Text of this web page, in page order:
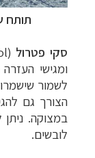
תותח
סקי פטרול (
ומגישי
לשמור
הצורך גם
במצוקה.
לובשים.